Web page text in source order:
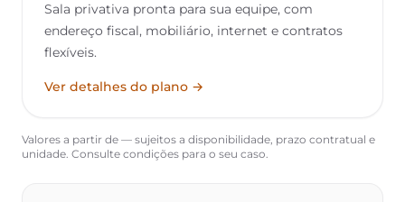
Sala privativa pronta para sua equipe, com
endereço fiscal, mobiliário, internet e contratos
flexíveis.
Ver detalhes do plano →
Valores a partir de — sujeitos a disponibilidade, prazo contratual e
unidade. Consulte condições para o seu caso.